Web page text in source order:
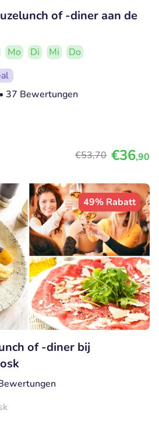
of -diner aan de
Mo Di Mi
Do
• 37 Bewertungen
€53,70 €36,90
49% Rabatt
of -diner bij